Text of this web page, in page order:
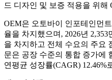
드 디자인 및 보증 적용을 위해
OEM은 오토바이 인포테인먼
율을 차지했으며, 2026년
을 차지하고 전체 수요의 주요
문은 공장 수준의 통합 증가에
연평균 성장률(CAGR) 12.46%